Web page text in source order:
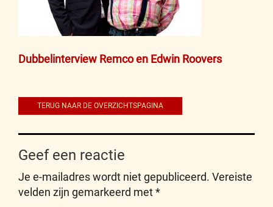
Bericht
Dubbelinterview Remco en Edwin Roovers
TERUG NAAR DE OVERZICHTSPAGINA
Geef een reactie
Je e-mailadres wordt niet gepubliceerd. Vereiste
velden zijn gemarkeerd met*